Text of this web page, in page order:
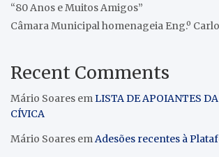
“80 Anos e Muitos Amigos”
Câmara Municipal homenageia Eng.º
Recent Comments
Mário Soares emLISTA DE APOIANTES
CÍVICA
Mário Soares emAdesões recentes à